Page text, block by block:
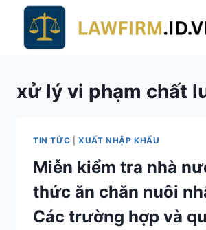
content
xử lý vi phạm chất
TIN TỨC XUẤT NHẬP KHẨU
Miễn kiểm tra nhà
thức ăn chăn nuôi
Các trường hợp và